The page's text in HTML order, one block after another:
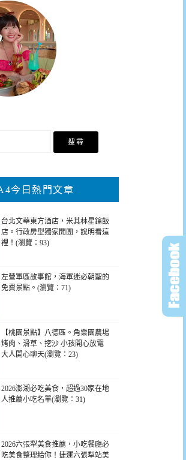
今日熱門文章
台北文華東方酒店，米其林星鑰飯
店。行政房型獨家開團，說明看這
裡！(瀏覽：93)
左營軍區故事館，海軍迷必朝聖的
免費景點。(瀏覽：71)
【桃園景點】八德區。角樂園農場
烤肉、滑草、挖沙 小孩開心放電
大人開心聊天(瀏覽：23)
2026澎湖必吃美食，超過30家在地
人推薦小吃名單(瀏覽：31)
2026六張犁美食推薦，小吃餐廳必
吃美食整理給你！捷運六張犁站美